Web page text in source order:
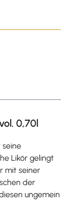
0,70l
seine
Likör gelingt
mit seiner
der
ungemein